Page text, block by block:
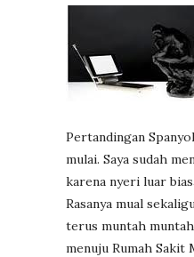
Pertandingan
mulai. Saya sudah
karena nyeri luar
Rasanya mual
terus muntah
menuju Rumah Sakit